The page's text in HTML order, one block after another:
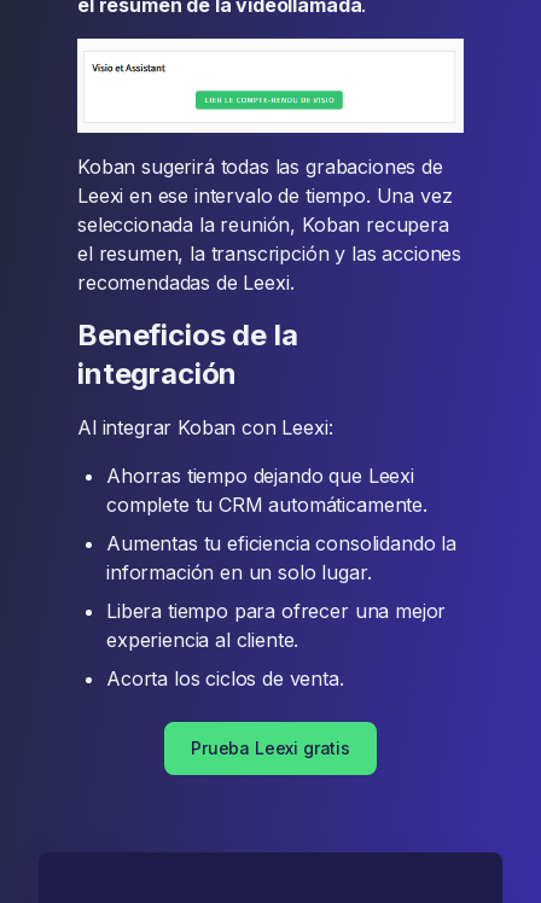
el resumen de la videollamada.
Koban sugerirá todas las grabaciones de
Leexi en ese intervalo de tiempo. Una vez
seleccionada la reunión, Koban recupera
el resumen, la transcripción y las acciones
recomendadas de Leexi.
Beneficios de la
integración
Al integrar Koban con Leexi:
Ahorras tiempo dejando que Leexi
complete tu CRM automáticamente.
Aumentas tu eficiencia consolidando la
información en un solo lugar.
Libera tiempo para ofrecer una mejor
experiencia al cliente.
Acorta los ciclos de venta.
Prueba Leexi gratis